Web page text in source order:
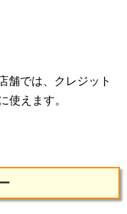
舗では、クレジット
使えます。